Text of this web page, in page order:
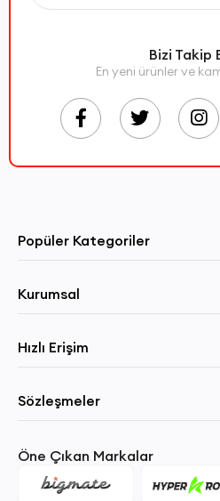
Bizi Takip
En yeni ürünler ve
Popüler Kategoriler
Kurumsal
Hızlı Erişim
Sözleşmeler
Öne Çıkan Markalar